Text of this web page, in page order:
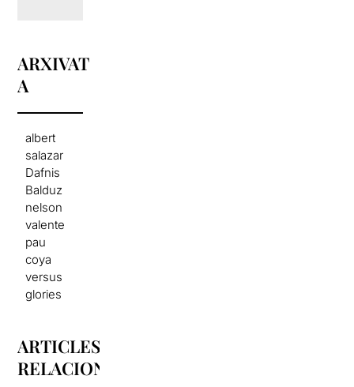
ARXIVAT
A
albert
salazar
Dafnis
Balduz
nelson
valente
pau
coya
versus
glories
ARTICLES
RELACIONATS